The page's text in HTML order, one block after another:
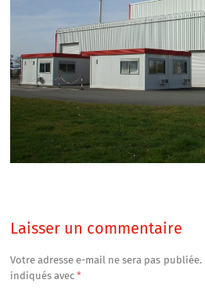
Laisser un commentaire
Votre adresse e-mail ne sera pas publiée.
indiqués avec*